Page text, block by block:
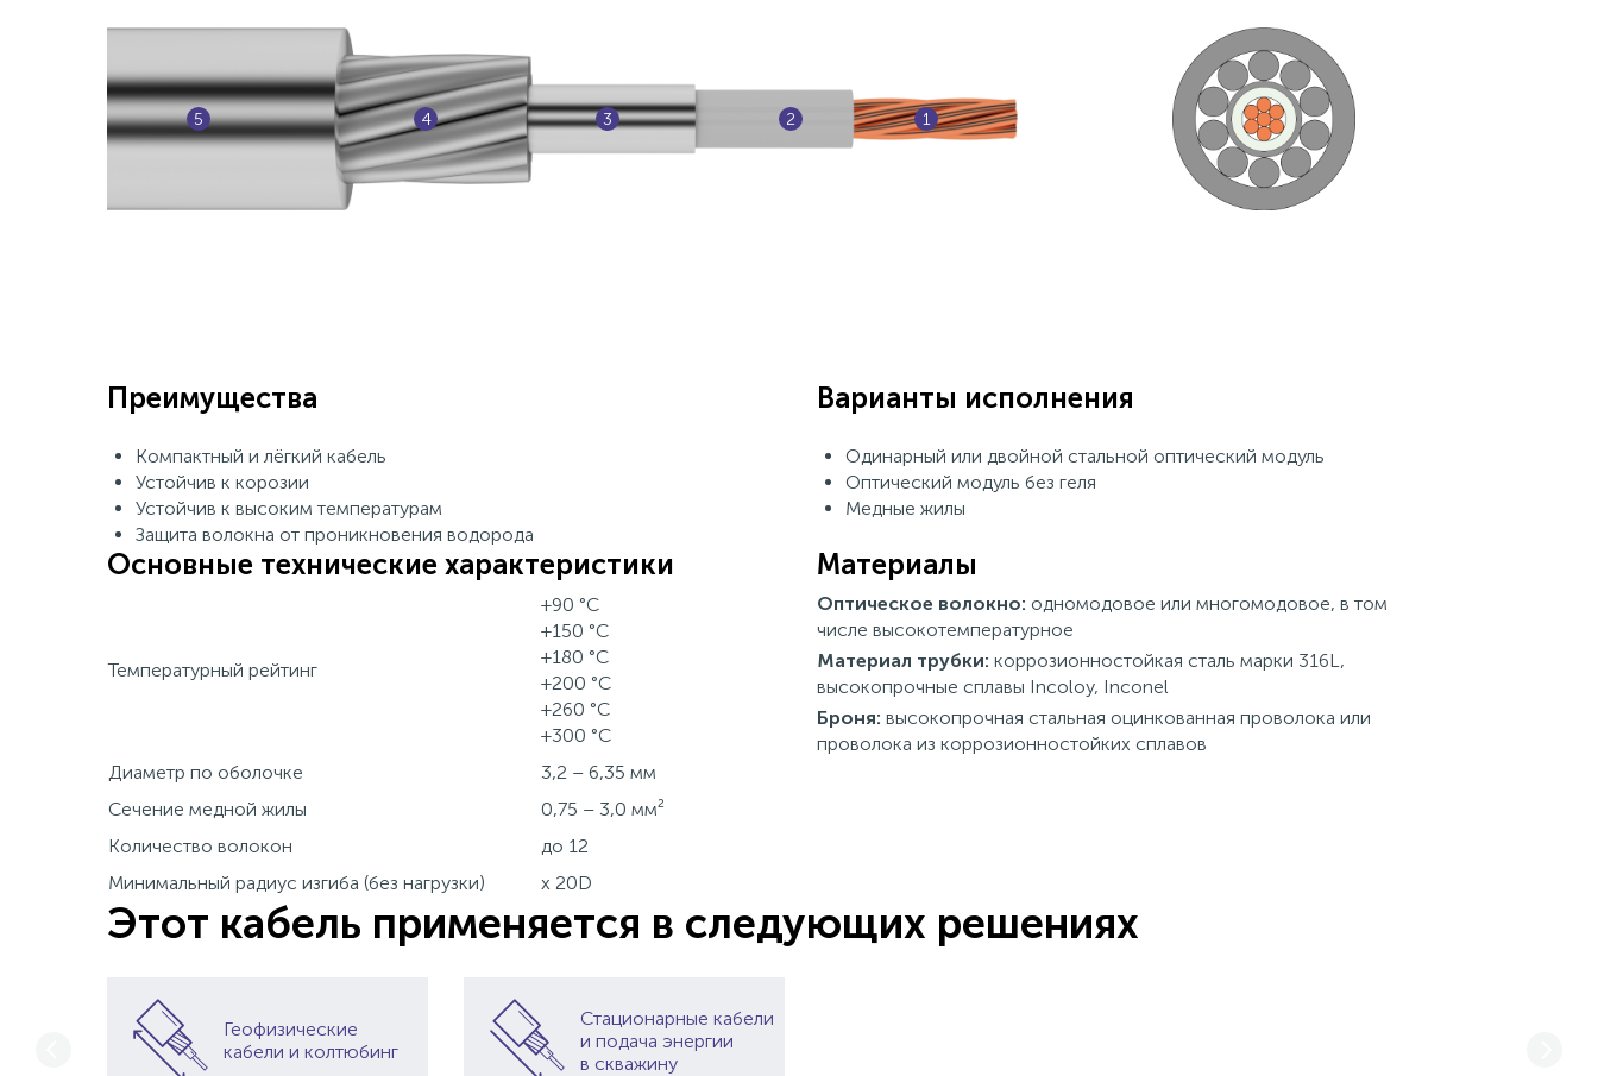
1
2
3
4
5
Преимущества
Компактный и лёгкий кабель
Устойчив к корозии
Устойчив к высоким температурам
Защита волокна от проникновения водорода
Варианты исполнения
Одинарный или двойной стальной оптический модуль
Оптический модуль без геля
Медные жилы
Основные технические характеристики
Температурный рейтинг
+90 °C
+150 °C
+180 °C
+200 °C
+260 °C
+300 °C
Диаметр по оболочке
3,2 – 6,35 мм
Сечение медной жилы
0,75 – 3,0 мм²
Количество волокон
до 12
Минимальный радиус изгиба (без нагрузки)
x 20D
Материалы
Оптическое волокно: одномодовое или многомодовое, в том
числе высокотемпературное
Материал трубки: коррозионностойкая сталь марки 316L,
высокопрочные сплавы Incoloy, Inconel
Броня: высокопрочная стальная оцинкованная проволока или
проволока из коррозионностойких сплавов
Этот кабель применяется в следующих решениях
Геофизические
кабели и колтюбинг
Стационарные кабели
и подача энергии
в скважину